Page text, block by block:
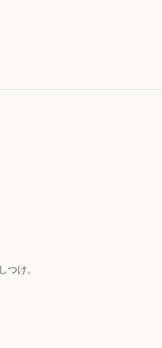
つけ。